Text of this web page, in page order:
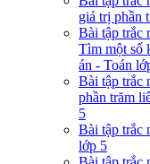
giá trị phần
Bài tập trắc
Tìm một số
án - Toán
Bài tập trắc
phần trăm
5
Bài tập trắc
lớp 5